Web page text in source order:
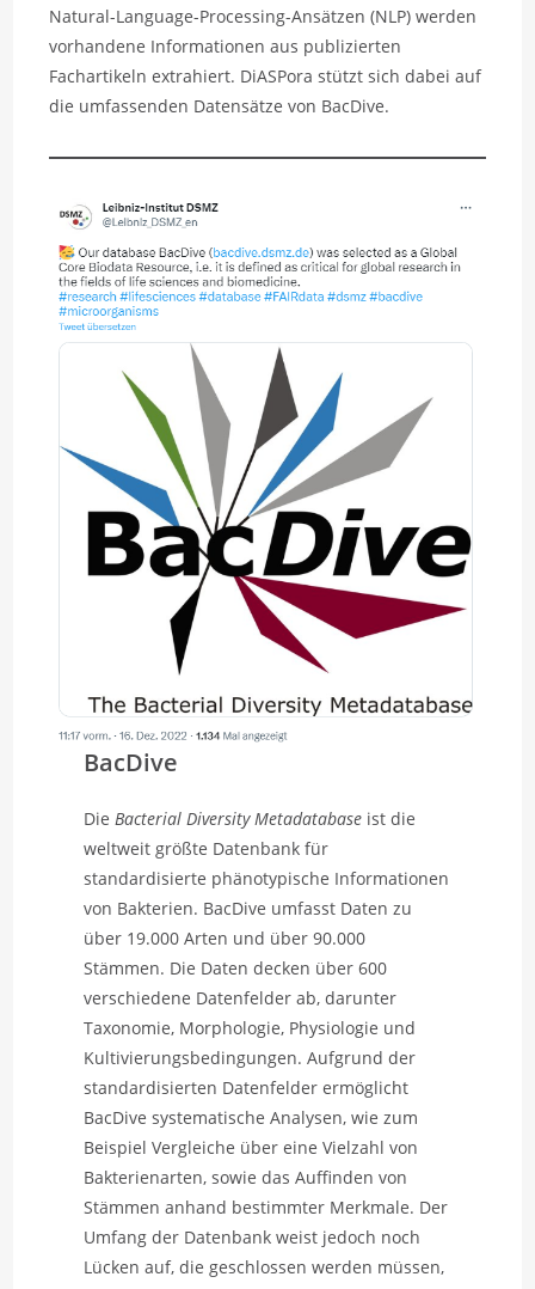
Natural-Language-Processing-Ansätzen (NLP) werden
vorhandene Informationen aus publizierten
Fachartikeln extrahiert. DiASPora stützt sich dabei auf
die umfassenden Datensätze von BacDive.
BacDive
DieBacterial Diversity Metadatabase ist die
weltweit größte Datenbank für
standardisierte phänotypische Informationen
von Bakterien. BacDive umfasst Daten zu
über 19.000 Arten und über 90.000
Stämmen. Die Daten decken über 600
verschiedene Datenfelder ab, darunter
Taxonomie, Morphologie, Physiologie und
Kultivierungsbedingungen. Aufgrund der
standardisierten Datenfelder ermöglicht
BacDive systematische Analysen, wie zum
Beispiel Vergleiche über eine Vielzahl von
Bakterienarten, sowie das Auffinden von
Stämmen anhand bestimmter Merkmale. Der
Umfang der Datenbank weist jedoch noch
Lücken auf, die geschlossen werden müssen,